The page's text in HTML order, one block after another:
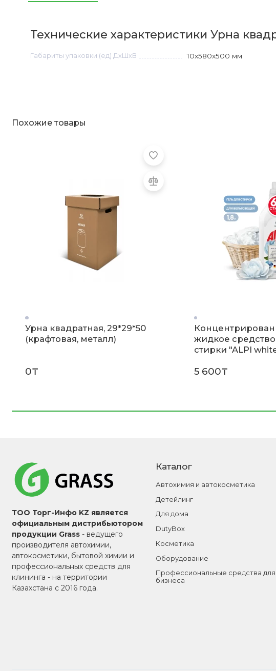
Технические характеристики Урна
Габариты упаковки (ед) ДхШхВ 10x580x500 мм
Похожие товары
Урна квадратная, 29*29*50
(крафтовая, металл)
0₸
жидкое
стирки "ALPI
5 600₸
ТОО Торг-Инфо KZ является
официальным дистрибьютором
продукции Grass- ведущего
производителя автохимии,
автокосметики, бытовой химии и
профессиональных средств для
клининга - на территории
Казахстана с 2016 года.
Каталог
Автохимия и автокосметика
Детейлинг
Для дома
DutyBox
Косметика
Оборудование
Профессиональные средства для
бизнеса